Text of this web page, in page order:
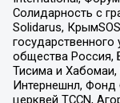
Солидарность с
Solidarus,
общества Россия,
Тисима и
Интернешнл, Фонд
церквей TCCN,